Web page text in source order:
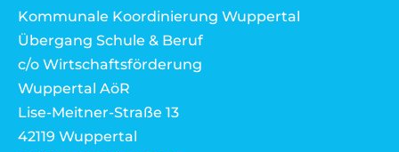
Kommunale Koordinierung Wuppertal
Übergang Schule & Beruf
c/o Wirtschaftsförderung
Wuppertal AöR
Lise-Meitner-Straße 13
42119 Wuppertal